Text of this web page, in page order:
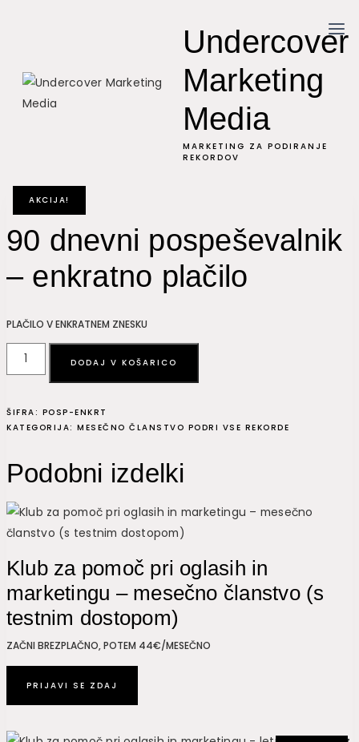
Undercover
Marketing
Media
MARKETING ZA PODIRANJE
REKORDOV
AKCIJA!
90 dnevni pospeševalnik
– enkratno plačilo
PLAČILO V ENKRATNEM ZNESKU
dnevni
-
enkratno
količina
DODAJ V KOŠARICO
ŠIFRA: POSP-ENKRT
KATEGORIJA: MESEČNO ČLANSTVO PODRI VSE REKORDE
Podobni izdelki
Klub za pomoč pri oglasih in
marketingu – mesečno članstvo (s
testnim dostopom)
ZAČNI BREZPLAČNO, POTEM 44€/MESEČNO
PRIJAVI SE ZDAJ